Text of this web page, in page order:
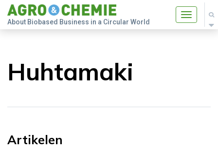
Toggle
About Biobased Business in a Circular World
Huhtamaki
Artikelen